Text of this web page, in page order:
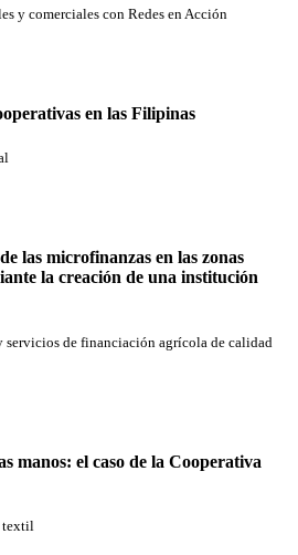
y comerciales con Redes en Acción
en las Filipinas
las microfinanzas en las zonas
la creación de una institución
servicios de financiación agrícola de calidad
manos: el caso de la Cooperativa
textil